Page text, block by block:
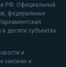
РФ. Официальный
федеральных
в десяти субъектах
и
законах и